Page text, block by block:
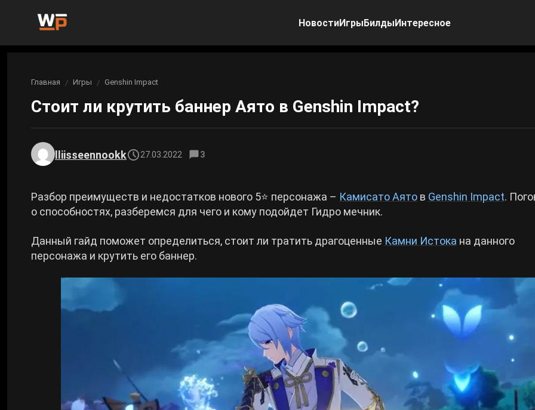
НовостиИгрыБилдыИнтересное
Новости Genshin Impact
Новости Honkai: Star Rail
Новости Zenless Zone Zero
Honkai: Star Rail
Neverness to Everness
Arknights: Endfield
Kingdom Come: Deliverance 2
Билды Genshin Impact
Билды Zenless Zone Zero
Билды Neverness to Everness
Билды Cyberpunk 2077
Билды Path of Exile 2
Интересное
Аниме
Фильмы и сериалы
Вы здесь:
Главная Игры Genshin Impact
Стоит ли крутить баннер Аято в Genshin Impact?
lliisseennookk 27.03.2022 3
Разбор преимуществ и недостатков нового 5⭐ персонажа – Камисато Аято в Genshin Impact.
о способностях, разберемся для чего и кому подойдет Гидро мечник.
Данный гайд поможет определиться, стоит ли тратить драгоценные Камни Истока на данного
персонажа и крутить его баннер.